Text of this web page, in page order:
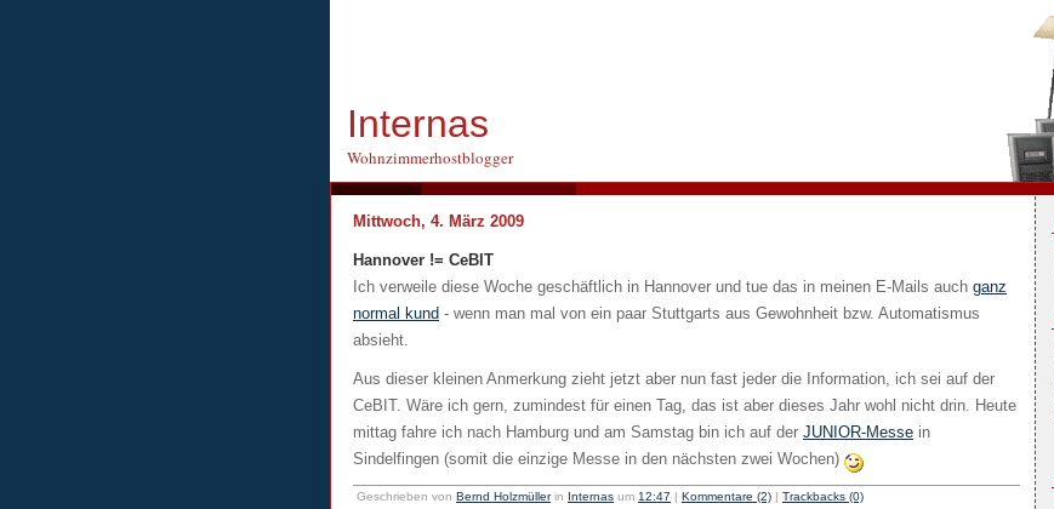
Internas
Wohnzimmerhostblogger
Mittwoch, 4. März 2009
Hannover != CeBIT
Ich verweile diese Woche geschäftlich in Hannover und tue das in meinen E-Mails auch ganz
normal kund - wenn man mal von ein paar Stuttgarts aus Gewohnheit bzw. Automatismus
absieht.
Aus dieser kleinen Anmerkung zieht jetzt aber nun fast jeder die Information, ich sei auf der
CeBIT. Wäre ich gern, zumindest für einen Tag, das ist aber dieses Jahr wohl nicht drin. Heute
mittag fahre ich nach Hamburg und am Samstag bin ich auf der JUNIOR-Messe in
Sindelfingen (somit die einzige Messe in den nächsten zwei Wochen)
Geschrieben von Bernd Holzmüllerin Internas um 12:47 | Kommentare (2) | Trackbacks (0)